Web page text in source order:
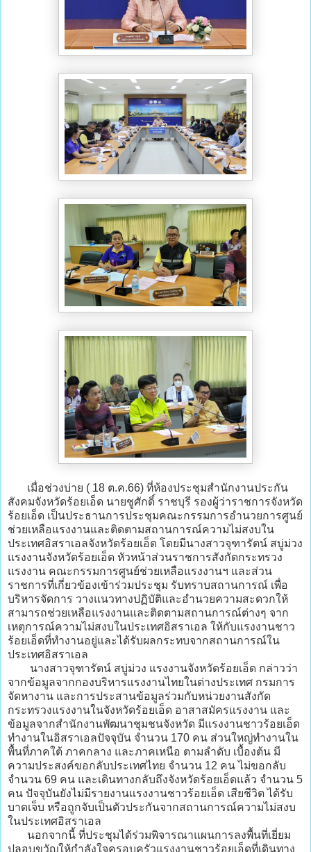
เมื่อช่วงบ่าย ( 18 ต.ค.66) ที่ห้องประชุมสำนักงานประกัน
สังคมจังหวัดร้อยเอ็ด นายชูศักดิ์ ราชบุรี รองผู้ว่าราชการจังหวัด
ร้อยเอ็ด เป็นประธานการประชุมคณะกรรมการอำนวยการศูนย์
ช่วยเหลือแรงงานและติดตามสถานการณ์ความไม่สงบใน
ประเทศอิสราเอลจังหวัดร้อยเอ็ด โดยมีนางสาวจุฑารัตน์ สบู่ม่วง
แรงงานจังหวัดร้อยเอ็ด หัวหน้าส่วนราชการสังกัดกระทรวง
แรงงาน คณะกรรมการศูนย์ช่วยเหลือแรงงานฯ และส่วน
ราชการที่เกี่ยวข้องเข้าร่วมประชุม รับทราบสถานการณ์ เพื่อ
บริหารจัดการ วางแนวทางปฏิบัติและอำนวยความสะดวกให้
สามารถช่วยเหลือแรงงานและติดตามสถานการณ์ต่างๆ จาก
เหตุการณ์ความไม่สงบในประเทศอิสราเอล ให้กับแรงงานชาว
ร้อยเอ็ดที่ทำงานอยู่และได้รับผลกระทบจากสถานการณ์ใน
ประเทศอิสราเอล
นางสาวจุฑารัตน์ สบู่ม่วง แรงงานจังหวัดร้อยเอ็ด กล่าวว่า
จากข้อมูลจากกองบริหารแรงงานไทยในต่างประเทศ กรมการ
จัดหางาน และการประสานข้อมูลร่วมกับหน่วยงานสังกัด
กระทรวงแรงงานในจังหวัดร้อยเอ็ด อาสาสมัครแรงงาน และ
ข้อมูลจากสำนักงานพัฒนาชุมชนจังหวัด มีแรงงานชาวร้อยเอ็ด
ทำงานในอิสราเอลปัจจุบัน จำนวน 170 คน ส่วนใหญ่ทำงานใน
พื้นที่ภาคใต้ ภาคกลาง และภาคเหนือ ตามลำดับ เบื้องต้น มี
ความประสงค์ขอกลับประเทศไทย จำนวน 12 คน ไม่ขอกลับ
จำนวน 69 คน และเดินทางกลับถึงจังหวัดร้อยเอ็ดแล้ว จำนวน 5
คน ปัจจุบันยังไม่มีรายงานแรงงานชาวร้อยเอ็ด เสียชีวิต ได้รับ
บาดเจ็บ หรือถูกจับเป็นตัวประกันจากสถานการณ์ความไม่สงบ
ในประเทศอิสราเอล
นอกจากนี้ ที่ประชุมได้ร่วมพิจารณาแผนการลงพื้นที่เยี่ยม
ปลอบขวัญให้กำลังใจครอบครัวแรงงานชาวร้อยเอ็ดที่เดินทาง